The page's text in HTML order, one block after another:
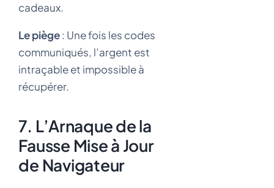
cadeaux.
Le piège: Une fois les codes
communiqués, l’argent est
intraçable et impossible à
récupérer.
7. L’Arnaque de la
Fausse Mise à Jour
de Navigateur